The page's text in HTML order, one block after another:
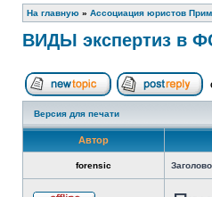
На главную » Ассоциация юристов
ВИДЫ экспертиз в
Начать новую тему
Версия для печати
Автор
forensic